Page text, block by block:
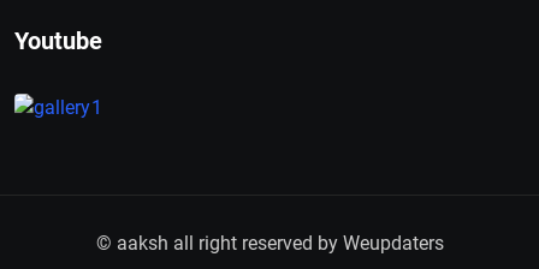
Youtube
© aaksh all right reserved by Weupdaters